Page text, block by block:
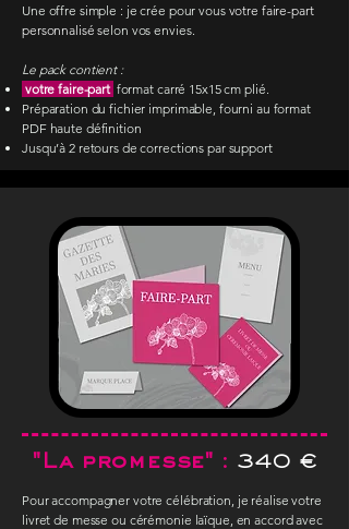
Une offre simple : je crée pour vousvotre faire-part
personnalisé selon vos envies.
Le pack contient :
votre faire-part format carré 15x15 cm plié.
Préparation du fichier imprimable, fourni au format
PDF haute définition
Jusqu’à 2 retours de corrections par support
"La promesse" : 340 €
Pour accompagner votre célébration, je réalise votre
livret de messe ou cérémonie laïque, en accord avec